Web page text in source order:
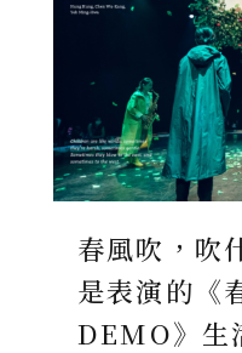
春風吹，吹
是表演的《
DEMO》生